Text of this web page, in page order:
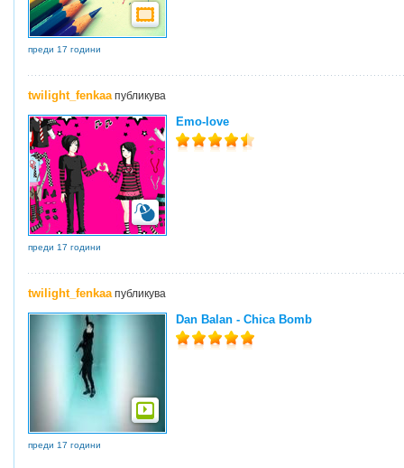
преди 17 години
twilight_fenkaaпубликува
Emo-love
преди 17 години
twilight_fenkaaпубликува
Dan Balan - Chica Bomb
преди 17 години